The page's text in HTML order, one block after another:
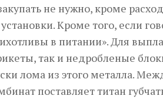
не нужно, кроме
Кроме того, если
в питании». Для
так и недробленые
лома из этого металла.
поставляет титан